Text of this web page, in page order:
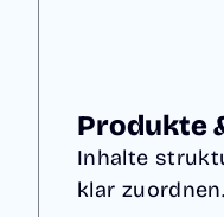
Produkte
Inhalte
klar zuordnen.